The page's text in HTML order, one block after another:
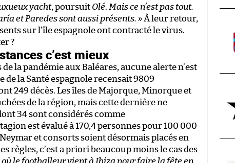
yacht, poursuit Olé. Mais ce n’est pas tout.
et Paredes sont aussi présents. »À leur retour,
sur l’île espagnole ont contracté le virus.
?
c’est mieux
la pandémie aux Baléares, aucune alerte n’est
de la Santé espagnole recensait 9809
249 décès. Les îles de Majorque, Minorque et
de la région, mais cette dernière ne
34 sont considérés comme
est évalué à 170,4 personnes pour 100 000
et consorts soient désormais placés en
règles, c’est a priori beaucoup moins le cas des
où le footballeur vient à Ibiza pour faire la fête en